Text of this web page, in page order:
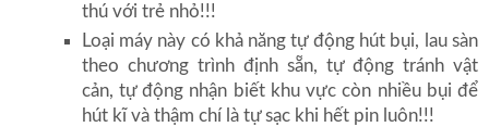
thú với trẻ nhỏ!!!
Loại máy này có khả năng tự động hút bụi, lau sàn
theo chương trình định sẵn, tự động tránh vật
cản, tự động nhận biết khu vực còn nhiều bụi để
hút kĩ và thậm chí là tự sạc khi hết pin luôn!!!